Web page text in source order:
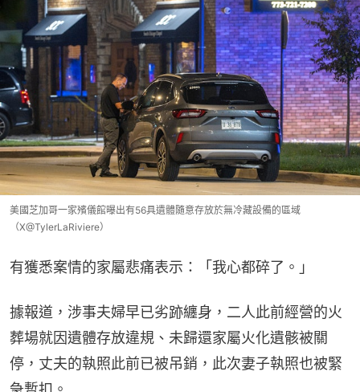
美國芝加哥一家殯儀館曝出有56具遺體隨意存放於無冷藏設備的區域
（X@TylerLaRiviere）
有獲悉案情的家屬悲痛表示：「我心都碎了。」
據報道，涉事夫婦早已劣跡纏身，二人此前經營的火
葬場就因遺體存放違規、未歸還家屬火化遺骸被關
停，丈夫的執照此前已被吊銷，此次妻子執照也被緊